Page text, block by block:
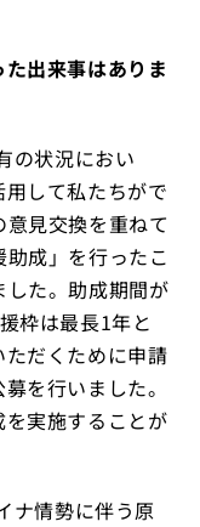
出来事はありま
の状況におい
して私たちがで
見交換を重ねて
助成」を行ったこ
した。助成期間が
枠は最長1年と
だくために申請
を行いました。
実施することが
ナ情勢に伴う原